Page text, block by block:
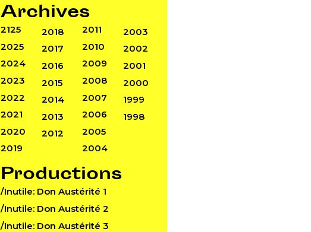
Archives
2125
2025
2024
2023
2022
2021
2020
2019
2018
2017
2016
2015
2014
2013
2012
2011
2010
2009
2008
2007
2006
2005
2004
2003
2002
2001
2000
1999
1998
Productions
/Inutile: Don Austérité 1
/Inutile: Don Austérité 2
/Inutile: Don Austérité 3